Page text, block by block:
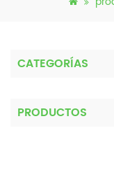
CATEGORÍAS
PRODUCTOS